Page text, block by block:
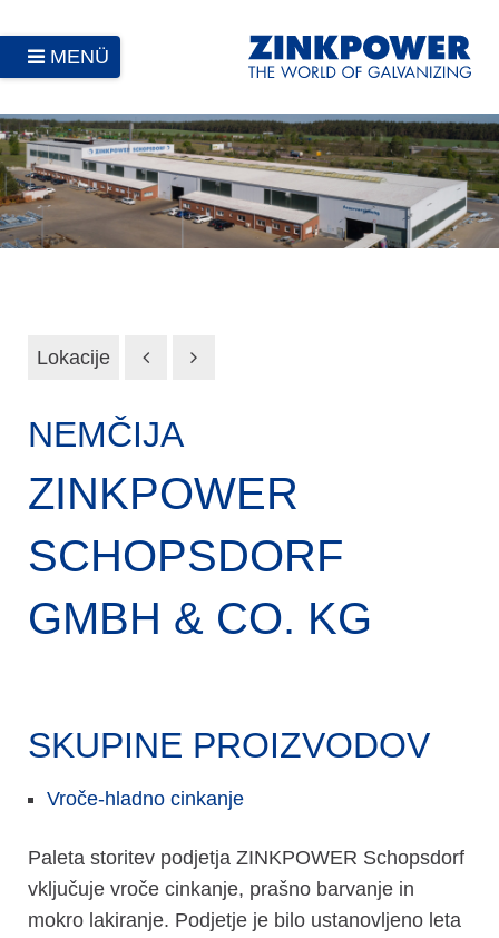
MENÜ
Lokacije
NEMČIJA
ZINKPOWER
SCHOPSDORF
GMBH & CO. KG
SKUPINE PROIZVODOV
Vroče-hladno cinkanje
Paleta storitev podjetja ZINKPOWER Schopsdorf
vključuje vroče cinkanje, prašno barvanje in
mokro lakiranje. Podjetje je bilo ustanovljeno leta